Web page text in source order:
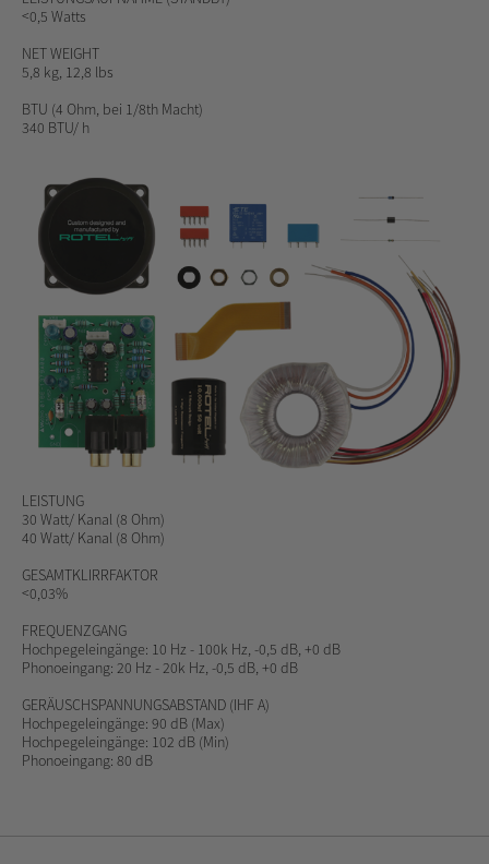
<0,5 Watts
NET WEIGHT
5,8 kg, 12,8 lbs
BTU (4 Ohm, bei 1/8th Macht)
340 BTU/ h
LEISTUNG
30 Watt/ Kanal (8 Ohm)
40 Watt/ Kanal (8 Ohm)
GESAMTKLIRRFAKTOR
<0,03%
FREQUENZGANG
Hochpegeleingänge: 10 Hz - 100k Hz, -0,5 dB, +0 dB
Phonoeingang: 20 Hz - 20k Hz, -0,5 dB, +0 dB
GERÄUSCHSPANNUNGSABSTAND (IHF A)
Hochpegeleingänge: 90 dB (Max)
Hochpegeleingänge: 102 dB (Min)
Phonoeingang: 80 dB